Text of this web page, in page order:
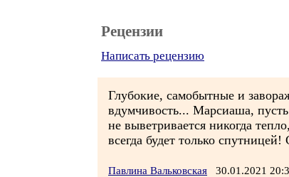
Рецензии
Написать рецензию
Глубокие, самобытные и
вдумчивость... Марсиаша,
не выветривается никогда
всегда будет только
Павлина Вальковская 30.01.2021